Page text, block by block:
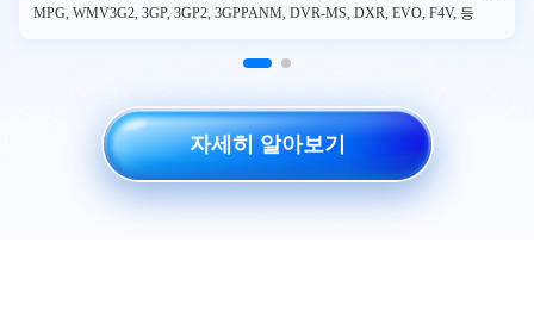
MPG, WMV3G2, 3GP, 3GP2, 3GPPANM, DVR-MS, DXR, EVO, F4V, 등
자세히 알아보기